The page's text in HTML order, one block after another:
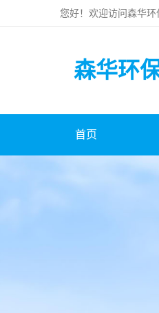
您好！欢迎访问森华环
森华环
首页